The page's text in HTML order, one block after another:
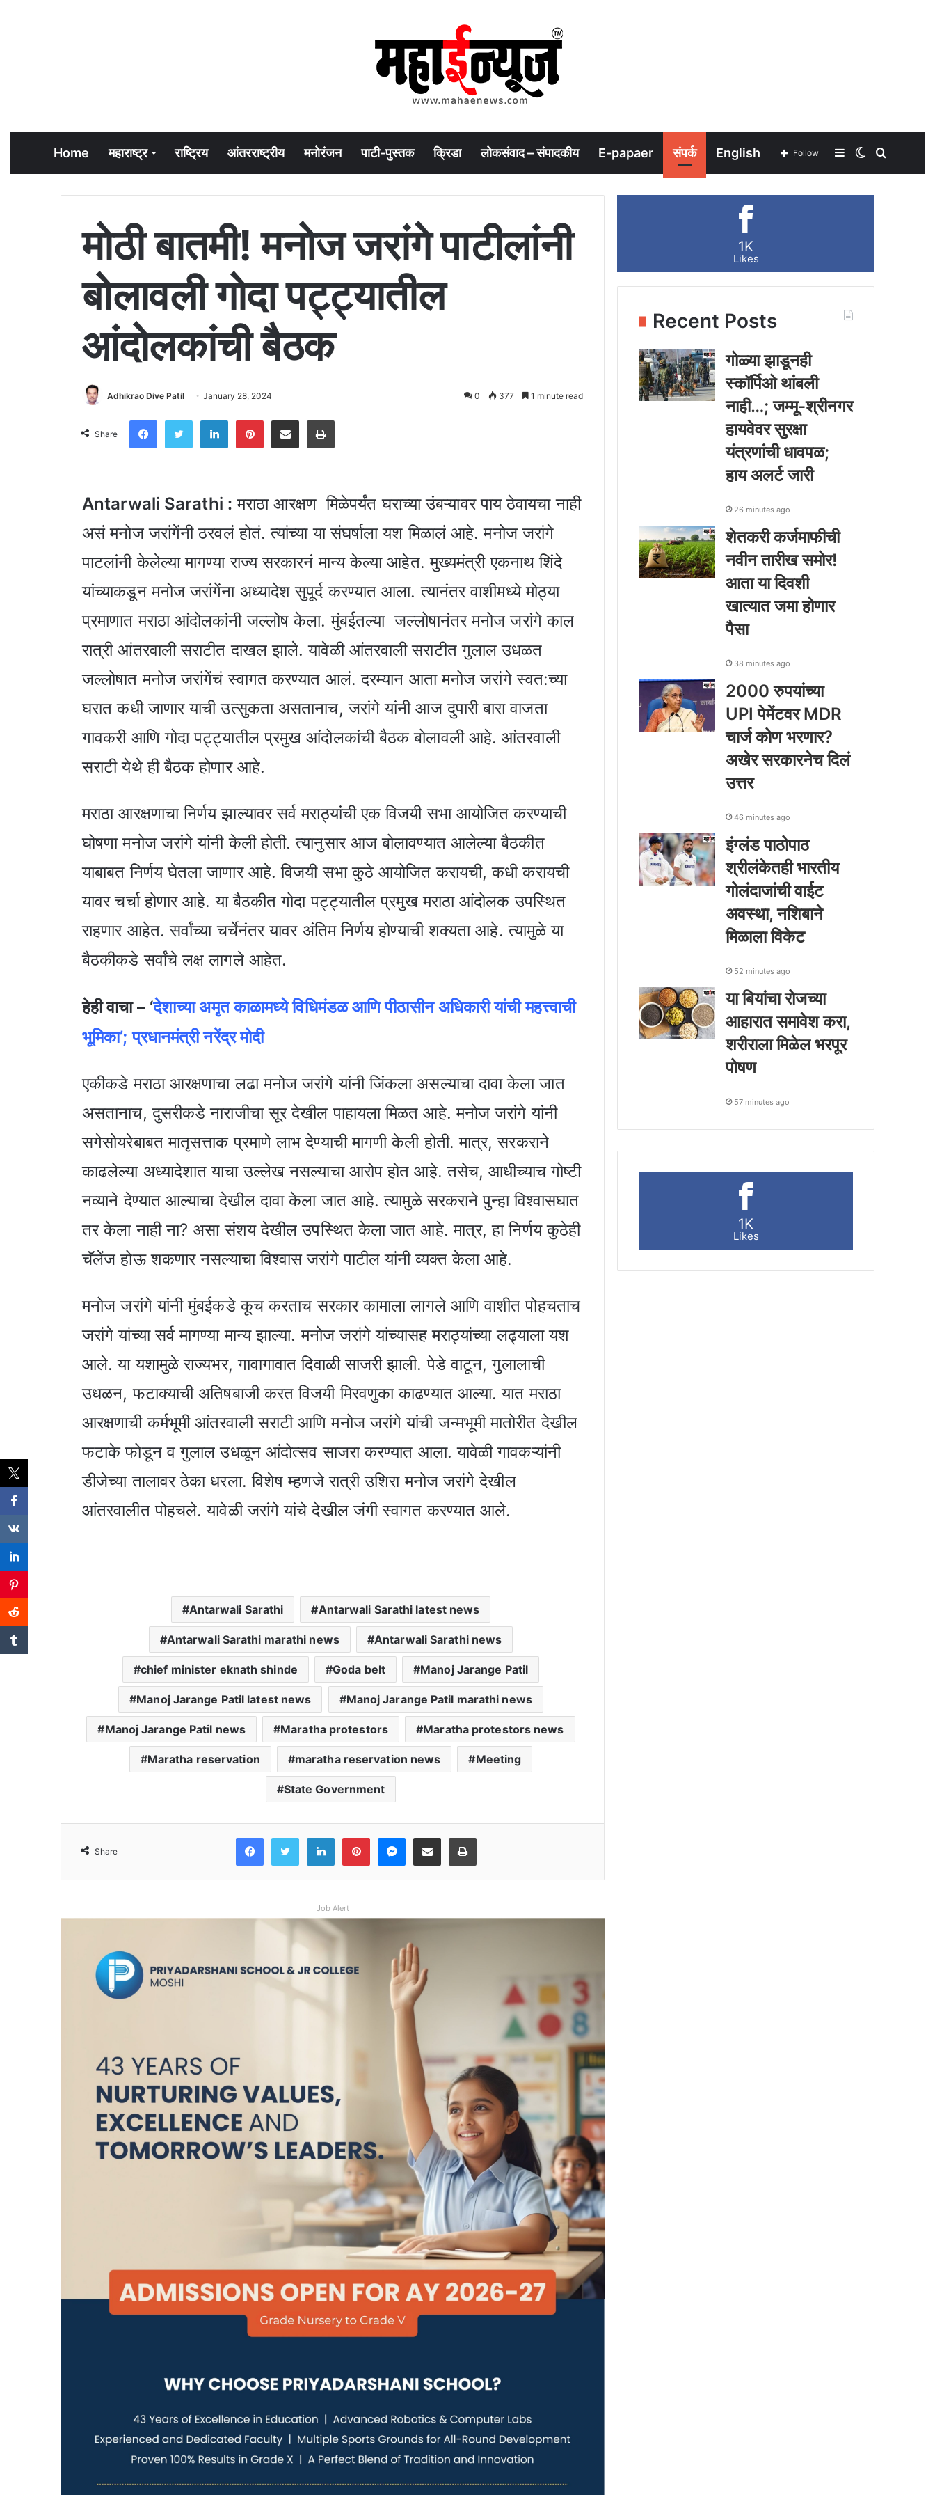
Home महाराष्ट्र राष्ट्रिय आंतरराष्ट्रीय मनोरंजन पाटी-पुस्तक क्रिडा लोकसंवाद – संपादकीय E-papaer संपर्क English Switch
skin
Sidebar
Follow
मोठी बातमी! मनोज जरांगे पाटीलांनी
बोलावली गोदा पट्ट्यातील
आंदोलकांची बैठक
Adhikrao Dive Patil January 28, 2024 0 377 1 minute read
Share
Facebook
TwitterLinkedInPinterest
Share via EmailPrint
Antarwali Sarathi : मराठा आरक्षण मिळेपर्यंत घराच्या उंबऱ्यावर पाय ठेवायचा नाही
असं मनोज जरांगेंनी ठरवलं होतं. त्यांच्या या संघर्षाला यश मिळालं आहे. मनोज जरांगे
पाटलांनी केलेल्या मागण्या राज्य सरकारनं मान्य केल्या आहेत. मुख्यमंत्री एकनाथ शिंदे
यांच्याकडून मनोज जरांगेंना अध्यादेश सुपूर्द करण्यात आला. त्यानंतर वाशीमध्ये मोठ्या
प्रमाणात मराठा आंदोलकांनी जल्लोष केला. मुंबईतल्या जल्लोषानंतर मनोज जरांगे काल
रात्री आंतरवाली सराटीत दाखल झाले. यावेळी आंतरवाली सराटीत गुलाल उधळत
जल्लोषात मनोज जरांगेंचं स्वागत करण्यात आलं. दरम्यान आता मनोज जरांगे स्वत:च्या
घरात कधी जाणार याची उत्सुकता असतानाच, जरांगे यांनी आज दुपारी बारा वाजता
गावकरी आणि गोदा पट्ट्यातील प्रमुख आंदोलकांची बैठक बोलावली आहे. आंतरवाली
सराटी येथे ही बैठक होणार आहे.
मराठा आरक्षणाचा निर्णय झाल्यावर सर्व मराठ्यांची एक विजयी सभा आयोजित करण्याची
घोषणा मनोज जरांगे यांनी केली होती. त्यानुसार आज बोलावण्यात आलेल्या बैठकीत
याबाबत निर्णय घेतला जाणार आहे. विजयी सभा कुठे आयोजित करायची, कधी करायची
यावर चर्चा होणार आहे. या बैठकीत गोदा पट्ट्यातील प्रमुख मराठा आंदोलक उपस्थित
राहणार आहेत. सर्वांच्या चर्चेनंतर यावर अंतिम निर्णय होण्याची शक्यता आहे. त्यामुळे या
बैठकीकडे सर्वांचे लक्ष लागले आहेत.
हेही वाचा – ‘देशाच्या अमृत काळामध्ये विधिमंडळ आणि पीठासीन अधिकारी यांची महत्त्वाची
भूमिका’; प्रधानमंत्री नरेंद्र मोदी
एकीकडे मराठा आरक्षणाचा लढा मनोज जरांगे यांनी जिंकला असल्याचा दावा केला जात
असतानाच, दुसरीकडे नाराजीचा सूर देखील पाहायला मिळत आहे. मनोज जरांगे यांनी
सगेसोयरेबाबत मातृसत्ताक प्रमाणे लाभ देण्याची मागणी केली होती. मात्र, सरकराने
काढलेल्या अध्यादेशात याचा उल्लेख नसल्याचा आरोप होत आहे. तसेच, आधीच्याच गोष्टी
नव्याने देण्यात आल्याचा देखील दावा केला जात आहे. त्यामुळे सरकराने पुन्हा विश्वासघात
तर केला नाही ना? असा संशय देखील उपस्थित केला जात आहे. मात्र, हा निर्णय कुठेही
चॅलेंज होऊ शकणार नसल्याचा विश्वास जरांगे पाटील यांनी व्यक्त केला आहे.
मनोज जरांगे यांनी मुंबईकडे कूच करताच सरकार कामाला लागले आणि वाशीत पोहचताच
जरांगे यांच्या सर्व मागण्या मान्य झाल्या. मनोज जरांगे यांच्यासह मराठ्यांच्या लढ्याला यश
आले. या यशामुळे राज्यभर, गावागावात दिवाळी साजरी झाली. पेडे वाटून, गुलालाची
उधळन, फटाक्याची अतिषबाजी करत विजयी मिरवणुका काढण्यात आल्या. यात मराठा
आरक्षणाची कर्मभूमी आंतरवाली सराटी आणि मनोज जरांगे यांची जन्मभूमी मातोरीत देखील
फटाके फोडून व गुलाल उधळून आंदोत्सव साजरा करण्यात आला. यावेळी गावकऱ्यांनी
डीजेच्या तालावर ठेका धरला. विशेष म्हणजे रात्री उशिरा मनोज जरांगे देखील
आंतरवालीत पोहचले. यावेळी जरांगे यांचे देखील जंगी स्वागत करण्यात आले.
Antarwali Sarathi Antarwali Sarathi latest news
Antarwali Sarathi marathi news Antarwali Sarathi news
chief minister eknath shinde Goda belt Manoj Jarange Patil
Manoj Jarange Patil latest news Manoj Jarange Patil marathi news
Manoj Jarange Patil news Maratha protestors Maratha protestors news
Maratha reservation maratha reservation news Meeting
State Government
Share
Facebook
TwitterLinkedInPinterestMessenger
Share via EmailPrint
Job Alert
1K
Likes
Recent Posts
गोळ्या झाडूनही
स्कॉर्पिओ थांबली
नाही…; जम्मू-श्रीनगर
हायवेवर सुरक्षा
यंत्रणांची धावपळ;
हाय अलर्ट जारी
26 minutes ago
शेतकरी कर्जमाफीची
नवीन तारीख समोर!
आता या दिवशी
खात्यात जमा होणार
पैसा
38 minutes ago
2000 रुपयांच्या
UPI पेमेंटवर MDR
चार्ज कोण भरणार?
अखेर सरकारनेच दिलं
उत्तर
46 minutes ago
इंग्लंड पाठोपाठ
श्रीलंकेतही भारतीय
गोलंदाजांची वाईट
अवस्था, नशिबाने
मिळाला विकेट
52 minutes ago
या बियांचा रोजच्या
आहारात समावेश करा,
शरीराला मिळेल भरपूर
पोषण
57 minutes ago
1K
Likes